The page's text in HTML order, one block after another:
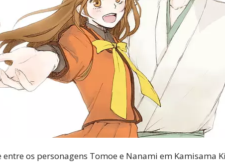
os personagens Tomoe e Nanami em Kamisama